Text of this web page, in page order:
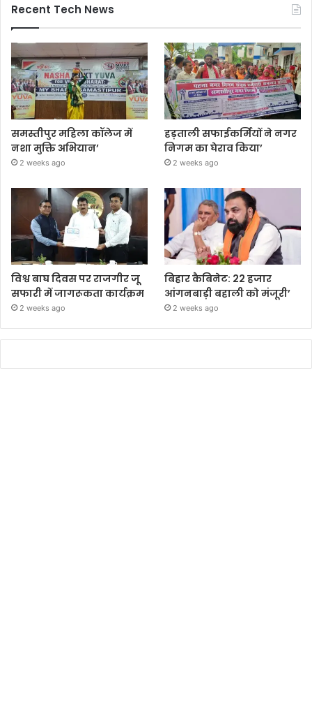
Recent Tech News
समस्तीपुर महिला कॉलेज में
नशा मुक्ति अभियान’
2 weeks ago
हड़ताली सफाईकर्मियों ने नगर
निगम का घेराव किया’
2 weeks ago
विश्व बाघ दिवस पर राजगीर जू
सफारी में जागरूकता कार्यक्रम
2 weeks ago
बिहार कैबिनेट: 22 हजार
आंगनबाड़ी बहाली को मंजूरी’
2 weeks ago